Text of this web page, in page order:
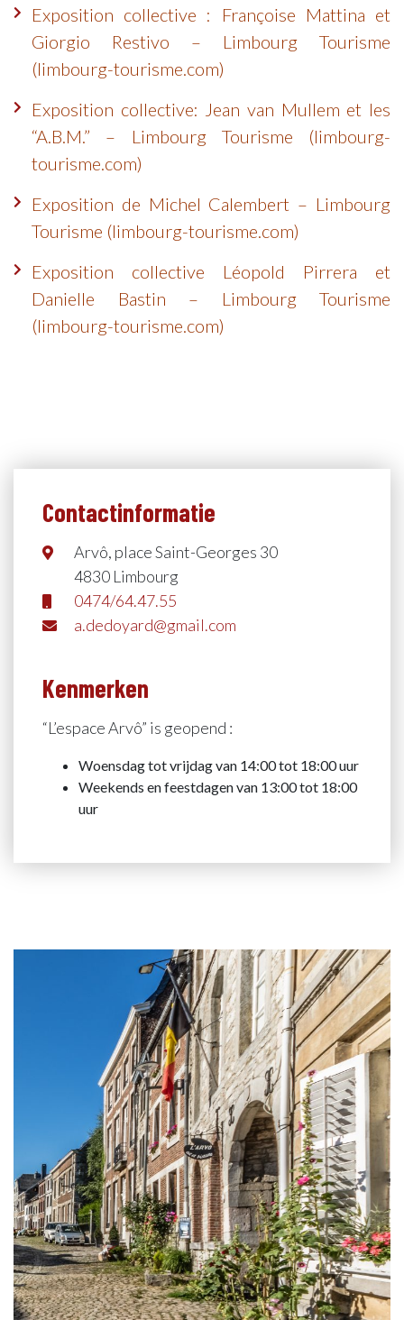
Exposition collective : Françoise Mattina et
Giorgio Restivo – Limbourg Tourisme
(limbourg-tourisme.com)
Exposition collective: Jean van Mullem et les
“A.B.M.” – Limbourg Tourisme (limbourg-
tourisme.com)
Exposition de Michel Calembert – Limbourg
Tourisme (limbourg-tourisme.com)
Exposition collective Léopold Pirrera et
Danielle Bastin – Limbourg Tourisme
(limbourg-tourisme.com)
Contactinformatie
Arvô, place Saint-Georges 30
4830 Limbourg
0474/64.47.55
a.dedoyard@gmail.com
Kenmerken
“L’espace Arvô” is geopend :
Woensdag tot vrijdag van 14:00 tot 18:00 uur
Weekends en feestdagen van 13:00 tot 18:00
uur